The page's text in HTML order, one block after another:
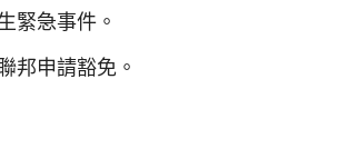
緊急事件。
邦申請豁免。